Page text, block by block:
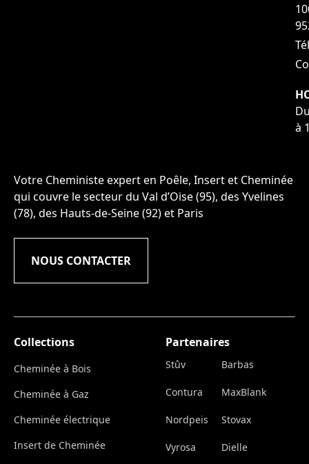
à
Votre Cheministe expert en Poêle, Insert et Cheminée
qui couvre le secteur du Val d’Oise (95), des Yvelines
(78), des Hauts-de-Seine (92) et Paris
NOUS CONTACTER
Collections
Cheminée à Bois
Cheminée à Gaz
Cheminée électrique
Insert de Cheminée
Partenaires
Stûv Barbas
Contura MaxBlank
Nordpeis Stovax
Vyrosa Dielle